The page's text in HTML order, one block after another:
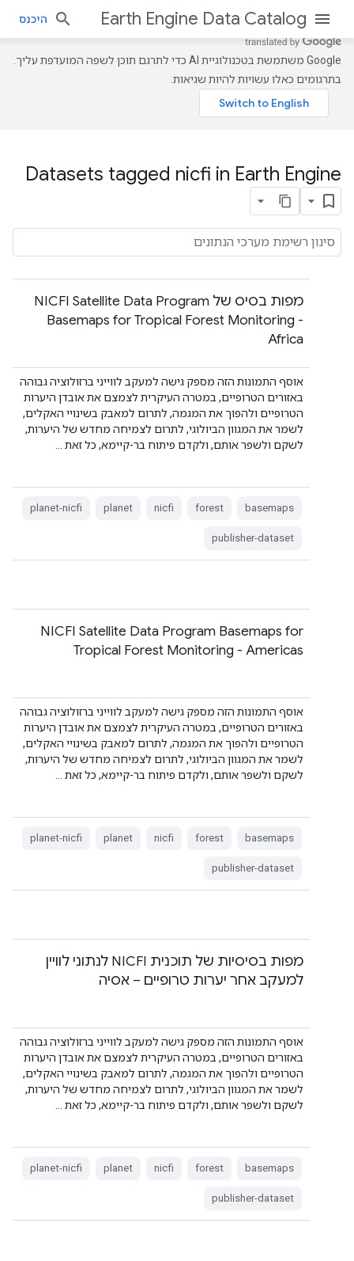
Earth Engine Data Catalog היכנס
‫Google משתמשת בטכנולוגיית AI כדי לתרגם תוכן לשפה המועדפת עליך.
בתרגומים כאלו עשויות להיות שגיאות.
Datasets tagged nicfi in Earth Engine
מפות בסיס של NICFI Satellite Data Program
Basemaps for Tropical Forest Monitoring -
Africa
אוסף התמונות הזה מספק גישה למעקב לווייני ברזולוציה גבוהה
באזורים הטרופיים, במטרה העיקרית לצמצם את אובדן היערות
הטרופיים ולהפוך את המגמה, לתרום למאבק בשינויי האקלים,
לשמר את המגוון הביולוגי, לתרום לצמיחה מחדש של היערות,
לשקם ולשפר אותם, ולקדם פיתוח בר-קיימא, כל זאת …
basemaps
forest
nicfi
planet
planet-nicfi
publisher-dataset
NICFI Satellite Data Program Basemaps for
Tropical Forest Monitoring - Americas
אוסף התמונות הזה מספק גישה למעקב לווייני ברזולוציה גבוהה
באזורים הטרופיים, במטרה העיקרית לצמצם את אובדן היערות
הטרופיים ולהפוך את המגמה, לתרום למאבק בשינויי האקלים,
לשמר את המגוון הביולוגי, לתרום לצמיחה מחדש של היערות,
לשקם ולשפר אותם, ולקדם פיתוח בר-קיימא, כל זאת …
basemaps
forest
nicfi
planet
planet-nicfi
publisher-dataset
מפות בסיסיות של תוכנית NICFI לנתוני לוויין
למעקב אחר יערות טרופיים – אסיה
אוסף התמונות הזה מספק גישה למעקב לווייני ברזולוציה גבוהה
באזורים הטרופיים, במטרה העיקרית לצמצם את אובדן היערות
הטרופיים ולהפוך את המגמה, לתרום למאבק בשינויי האקלים,
לשמר את המגוון הביולוגי, לתרום לצמיחה מחדש של היערות,
לשקם ולשפר אותם, ולקדם פיתוח בר-קיימא, כל זאת …
basemaps
forest
nicfi
planet
planet-nicfi
publisher-dataset